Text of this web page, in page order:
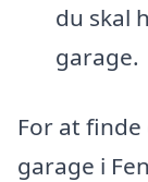
du skal
garage.
For at
garage i